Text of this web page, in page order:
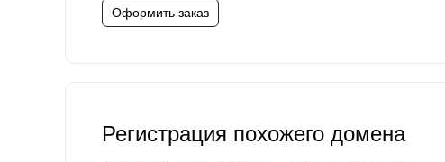
Оформить заказ
Регистрация похожего домена